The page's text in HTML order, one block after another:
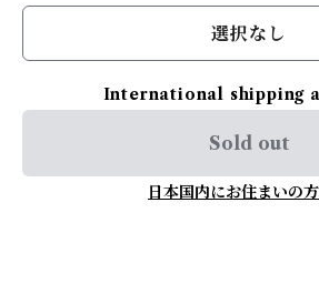
選択なし
International shipping
Sold out
日本国内にお住まいの